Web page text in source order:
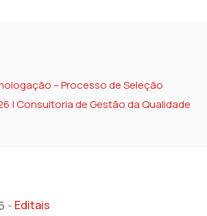
– Processo de Seleção
| Consultoria de Gestão da Qualidade
- Editais